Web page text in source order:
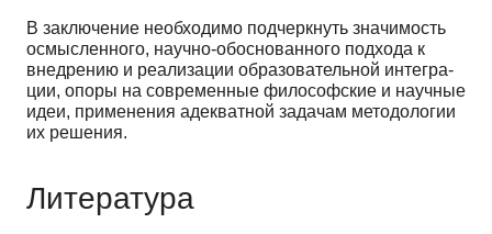
В заключение необходимо подчеркнуть значи­мость
осмысленного, научно-обоснованного подхода к
внедрению и реализации образовательной интегра­
ции, опоры на современные философские и научные
идеи, применения адекватной задачам методологии
их решения.
Литература